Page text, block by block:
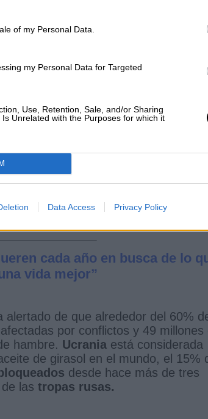
of my Personal Data.
my Personal Data for Targeted
Use, Retention, Sale, and/or Sharing
Unrelated with the Purposes for which it
Data Access Privacy Policy
cada año en busca de lo
vida mejor”
alertado de que alrededor del 60%
por conflictos y 49 millones
hambre. Ucrania está considerada
de girasol en el mundo, el 15%
desde hace más de tres
las tropas rusas.